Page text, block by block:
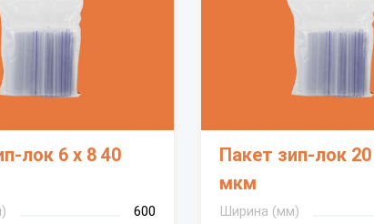
лок 6 х 8 40
600
Пакет зип-лок 20
мкм
Ширина (мм)